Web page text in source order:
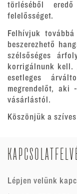
törléséből
felelősséget.
Felhívjuk
beszerezhető
szélsőséges
korrigálnunk kell.
esetleges
megrendelőt,
vásárlástól.
Köszönjük a
Lépjen velünk